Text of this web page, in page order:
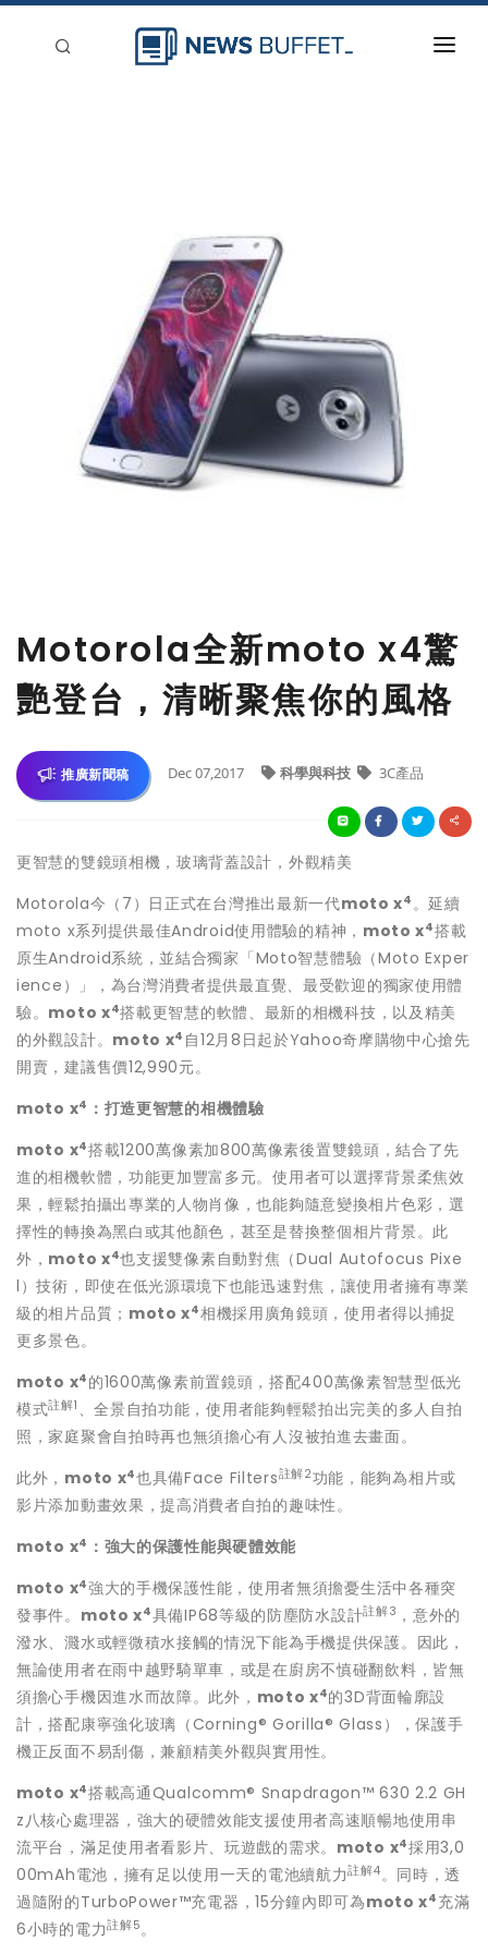
Motorola全新moto x4驚
艷登台，清晰聚焦你的風格
推廣新聞稿 Dec 07,2017 科學與科技 3C產品
更智慧的雙鏡頭相機，玻璃背蓋設計，外觀精美
Motorola今（7）日正式在台灣推出最新一代moto x4 。延續
moto x系列提供最佳Android使用體驗的精神， moto x4搭載
原生Android系統，並結合獨家「Moto智慧體驗（Moto Exper
ience）」，為台灣消費者提供最直覺、最受歡迎的獨家使用體
驗。 moto x4搭載更智慧的軟體、最新的相機科技，以及精美
的外觀設計。 moto x4 自12月8日起於Yahoo奇摩購物中心搶先
開賣，建議售價12,990元。
moto x4 ：打造更智慧的相機體驗
moto x4搭載1200萬像素加800萬像素後置雙鏡頭，結合了先
進的相機軟體，功能更加豐富多元。使用者可以選擇背景柔焦效
果，輕鬆拍攝出專業的人物肖像，也能夠隨意變換相片色彩，選
擇性的轉換為黑白或其他顏色，甚至是替換整個相片背景。此
外， moto x4也支援雙像素自動對焦（Dual Autofocus Pixe
l）技術，即使在低光源環境下也能迅速對焦，讓使用者擁有專業
級的相片品質； moto x4相機採用廣角鏡頭，使用者得以捕捉
更多景色。
moto x4 的1600萬像素前置鏡頭，搭配400萬像素智慧型低光
模式註解1 、全景自拍功能，使用者能夠輕鬆拍出完美的多人自拍
照，家庭聚會自拍時再也無須擔心有人沒被拍進去畫面。
此外， moto x4也具備Face Filters註解2功能，能夠為相片或
影片添加動畫效果，提高消費者自拍的趣味性。
moto x4 ：強大的保護性能與硬體效能
moto x4強大的手機保護性能，使用者無須擔憂生活中各種突
發事件。 moto x4具備IP68等級的防塵防水設計註解3 ，意外的
潑水、濺水或輕微積水接觸的情況下能為手機提供保護。因此，
無論使用者在雨中越野騎單車，或是在廚房不慎碰翻飲料，皆無
須擔心手機因進水而故障。此外， moto x4的3D背面輪廓設
計，搭配康寧強化玻璃（Corning® Gorilla® Glass），保護手
機正反面不易刮傷，兼顧精美外觀與實用性。
moto x4搭載高通Qualcomm® Snapdragon™ 630 2.2 GH
z八核心處理器，強大的硬體效能支援使用者高速順暢地使用串
流平台，滿足使用者看影片、玩遊戲的需求。 moto x4採用3,0
00mAh電池，擁有足以使用一天的電池續航力註解4。同時，透
過隨附的TurboPower™充電器，15分鐘內即可為moto x4 充滿
6小時的電力註解5。